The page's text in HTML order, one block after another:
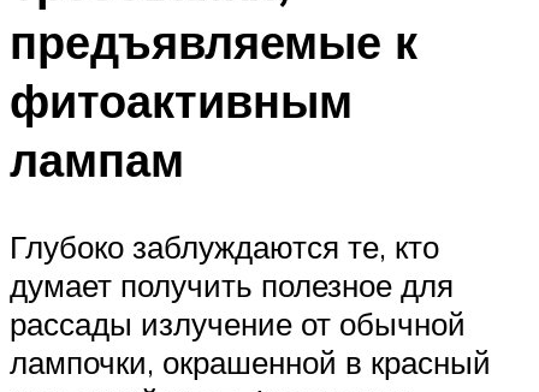
предъявляемые к
фитоактивным
лампам
Глубоко заблуждаются те, кто
думает получить полезное для
рассады излучение от обычной
лампочки, окрашенной в красный